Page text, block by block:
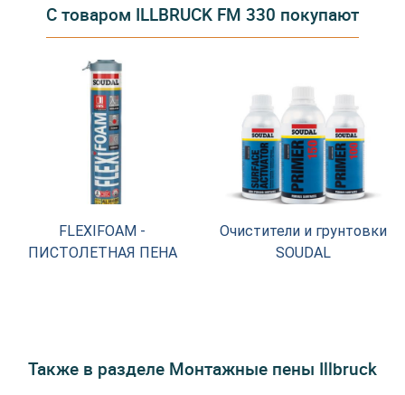
С товаром ILLBRUCK FM 330 покупают
FLEXIFOAM -
ПИСТОЛЕТНАЯ ПЕНА
Очистители и грунтовки
SOUDAL
Также в разделе Монтажные пены Illbruck